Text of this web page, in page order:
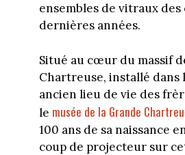
ensembles de vitraux
dernières années.
Situé au cœur du massif
Chartreuse, installé dans
ancien lieu de vie des
le musée de la Grande
100 ans de sa naissance
coup de projecteur sur